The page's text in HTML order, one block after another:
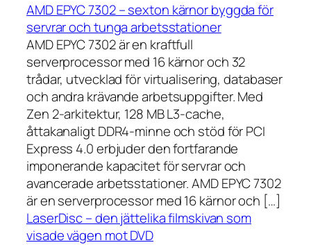
AMD EPYC 7302 – sexton kärnor byggda för
servrar och tunga arbetsstationer
AMD EPYC 7302 är en kraftfull
serverprocessor med 16 kärnor och 32
trådar, utvecklad för virtualisering, databaser
och andra krävande arbetsuppgifter. Med
Zen 2-arkitektur, 128 MB L3-cache,
åttakanaligt DDR4-minne och stöd för PCI
Express 4.0 erbjuder den fortfarande
imponerande kapacitet för servrar och
avancerade arbetsstationer. AMD EPYC 7302
är en serverprocessor med 16 kärnor och […]
LaserDisc – den jättelika filmskivan som
visade vägen mot DVD